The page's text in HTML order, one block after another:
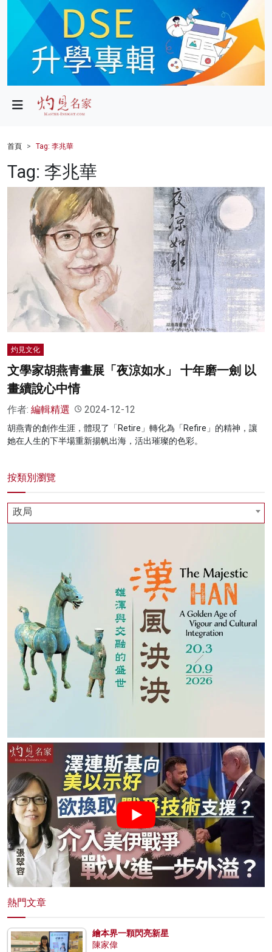
政局
財經
健康
商業
科技
影片
名家榜
灼見活動
首頁 Tag: 李兆華
Tag: 李兆華
灼見文化
文學家胡燕青畫展「夜涼如水」 十年磨一劍 以
畫續說心中情
作者: 編輯精選 2024-12-12
胡燕青的創作生涯，體現了「Retire」轉化為「Refire」的精神，讓
她在人生的下半場重新揚帆出海，活出璀璨的色彩。
按類別瀏覽
政局
熱門文章
繪本界一顆閃亮新星
陳家偉